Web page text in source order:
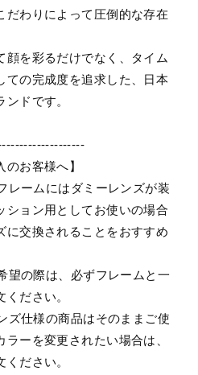
だわりによって圧倒的な存在
顔を彩るだけでなく、タイム
ての完成度を追求した、日本
ドです。
のお客様へ】
レームにはダミーレンズが装
ション用としてお使いの場合
に交換されることをおすすめ
望の際は、必ずフレームと一
ださい。
ズ仕様の商品はそのままご使
ーを変更されたい場合は、
ださい。